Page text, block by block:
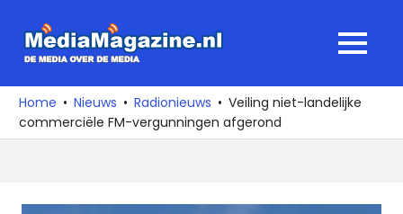
naar
media
over
de
MENU
Home Nieuws Radionieuws
Veiling niet-landelijke
commerciële FM-vergunningen afgerond